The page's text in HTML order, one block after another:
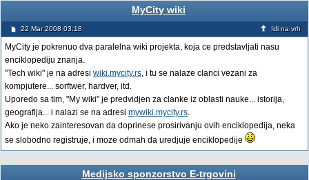
MyCity wiki
22 Mar 2008 03:18 Idi na vrh
MyCity je pokrenuo dva paralelna wiki projekta, koja ce predstavljati nasu
enciklopediju znanja.
"Tech wiki" je na adresi wiki.mycity.rs, i tu se nalaze clanci vezani za
kompjutere... sorftwer, hardver, itd.
Uporedo sa tim, "My wiki" je predvidjen za clanke iz oblasti nauke... istorija,
geografija... i nalazi se na adresi mywiki.mycity.rs.
Ako je neko zainteresovan da doprinese prosirivanju ovih enciklopedija, neka
se slobodno registruje, i moze odmah da uredjuje enciklopedije
Medijsko sponzorstvo E-trgovini